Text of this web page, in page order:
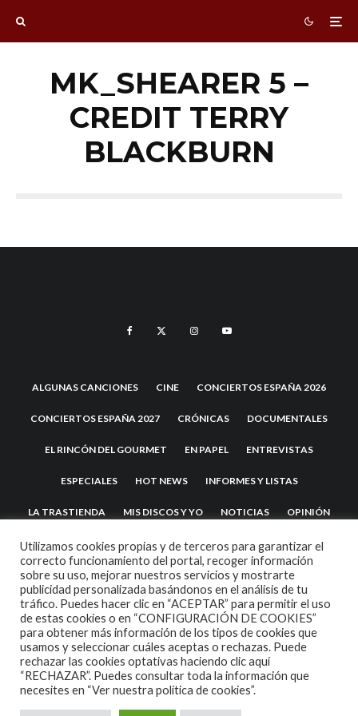
MK_SHEARER 5 –
CREDIT TERRY
BLACKBURN
ALGUNAS CANCIONES CINE CONCIERTOS ESPAÑA 2026
CONCIERTOS ESPAÑA 2027 CRÓNICAS DOCUMENTALES
EL RINCÓN DEL GOURMET EN PAPEL ENTREVISTAS
ESPECIALES HOT NEWS INFORMES Y LISTAS
LA TRASTIENDA MIS DISCOS Y YO NOTICIAS OPINIÓN
REVIEWS TEATRO TU DISCO ME SUENA
2007 COPYRIGHT -CODETIPITHEME
Utilizamos cookies propias y de terceros para garantizar el
correcto funcionamiento del portal, recoger información
sobre su uso, mejorar nuestros servicios y mostrarte
publicidad personalizada basándonos en el análisis de tu
tráfico. Puedes hacer clic en “ACEPTAR” para permitir el uso
de estas cookies o en “CONFIGURACIÓN DE COOKIES”
para obtener más información de los tipos de cookies que
usamos y seleccionar cuáles aceptas o rechazas. Puede
rechazar las cookies optativas haciendo clic aquí
“RECHAZAR”. Puedes consultar toda la información que
necesites en “Ver nuestra política de cookies”.